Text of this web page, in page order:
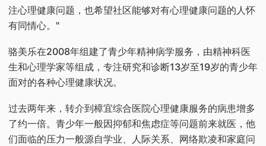
注心理健康问题，也希望社区能够对有心理健康问题的人怀
有同情心。"
骆美乐在2008年组建了青少年精神病学服务，由精神科医
生和心理学家等组成，专注研究和诊断13岁至19岁的青少年
面对的各种心理健康状况。
过去两年来，转介到樟宜综合医院心理健康服务的病患增多
了约一倍。青少年一般因抑郁和焦虑症等问题前来就医，他
们面临的压力一般源自学业、人际关系、网络欺凌和家庭问